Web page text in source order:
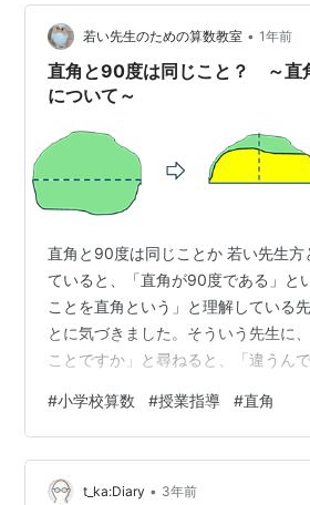
直角です」と説明されます。でもこ
象的ですよね。大人は当たり前のよ
が、子どもにとっては「どれも同じ
なっても不思議ではありません。 そ
若い先生のための算数教室 • 1年前
直角と90度は同じこと？ ～直
について～
直角と90度は同じことか 若い先生方
ていると、「直角が90度である」と
ことを直角という」と理解している
とに気づきました。そういう先生に
ことですか」と尋ねると、「違うん
と言えます。 では、直角とは何で、
いる数なのでしょうか。 各教科書で
のように説明しています。 紙を上図
線にそってヘリがきちんと重なるよ
#小学校算数 #授業指導 #直角
t_ka:Diary • 3年前